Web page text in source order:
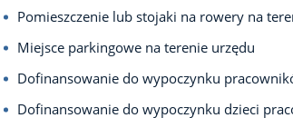
Pomieszczenie lub stojaki na rowery na
Miejsce parkingowe na terenie urzędu
Dofinansowanie do wypoczynku
Dofinansowanie do wypoczynku dzieci